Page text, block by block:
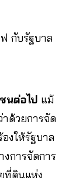
กับรัฐบาล
นต่อไป แม้
ด้วยการจัด
งให้รัฐบาล
การจัดการ
ที่ดินแห่ง